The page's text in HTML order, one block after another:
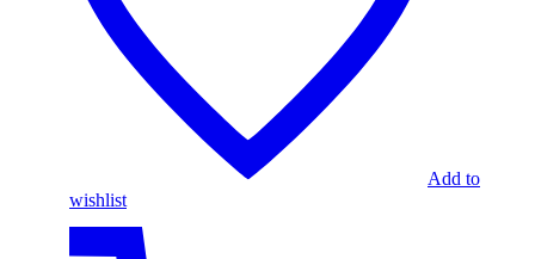
Add to
wishlist